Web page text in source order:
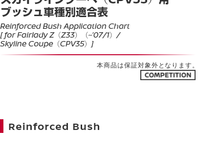
本商品は保証対象外となります。